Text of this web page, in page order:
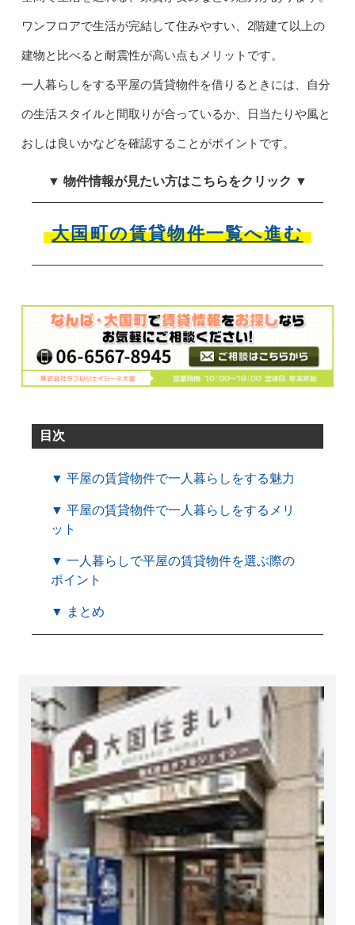
ワンフロアで生活が完結して住みやすい、2階建て以上の
建物と比べると耐震性が高い点もメリットです。
一人暮らしをする平屋の賃貸物件を借りるときには、自分
の生活スタイルと間取りが合っているか、日当たりや風と
おしは良いかなどを確認することがポイントです。
▼ 物件情報が見たい方はこちらをクリック ▼
大国町の賃貸物件一覧へ進む
目次
▼ 平屋の賃貸物件で一人暮らしをする魅力
▼ 平屋の賃貸物件で一人暮らしをするメリ
ット
▼ 一人暮らしで平屋の賃貸物件を選ぶ際の
ポイント
▼ まとめ